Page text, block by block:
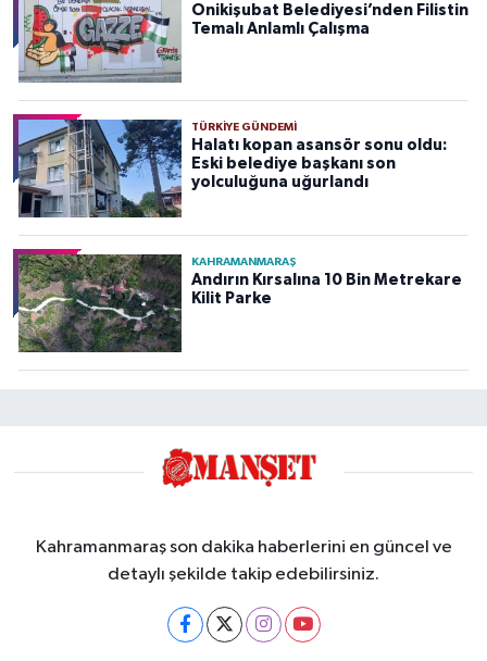
Onikişubat Belediyesi’nden Filistin
Temalı Anlamlı Çalışma
TÜRKIYE GÜNDEMI
Halatı kopan asansör sonu oldu:
Eski belediye başkanı son
yolculuğuna uğurlandı
KAHRAMANMARAŞ
Andırın Kırsalına 10 Bin Metrekare
Kilit Parke
Kahramanmaraş son dakika haberlerini en güncel ve
detaylı şekilde takip edebilirsiniz.